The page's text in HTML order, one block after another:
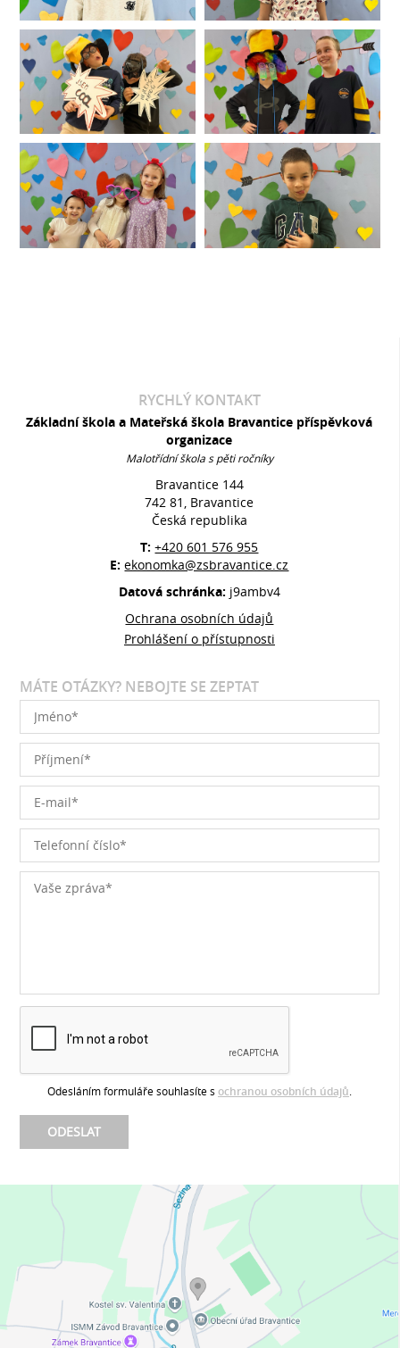
RYCHLÝ KONTAKT
Základní škola a Mateřská škola Bravantice příspěvková
organizace
Malotřídní škola s pěti ročníky
Bravantice 144
742 81, Bravantice
Česká republika
T:+420 601 576 955
E:ekonomka@zsbravantice.cz
Datová schránka: j9ambv4
Ochrana osobních údajů
Prohlášení o přístupnosti
MÁTE OTÁZKY? NEBOJTE SE ZEPTAT
Odesláním formuláře souhlasíte s ochranou osobních údajů.